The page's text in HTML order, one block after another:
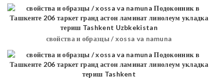
свойства и образцы / xossa va namuna